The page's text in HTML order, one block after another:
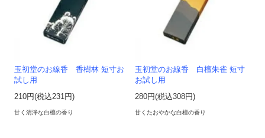
玉初堂のお線香 香樹林 短寸お
試し用
210円(税込231円)
甘く清浄な白檀の香り
玉初堂のお線香 白檀朱雀 短寸
お試し用
280円(税込308円)
甘くたおやかな白檀の香り